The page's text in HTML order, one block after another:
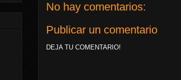
No hay comentarios:
Publicar un comentario
DEJA TU COMENTARIO!